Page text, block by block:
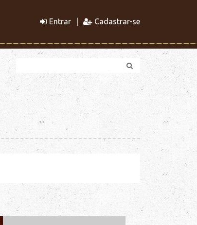
Entrar Cadastrar-se